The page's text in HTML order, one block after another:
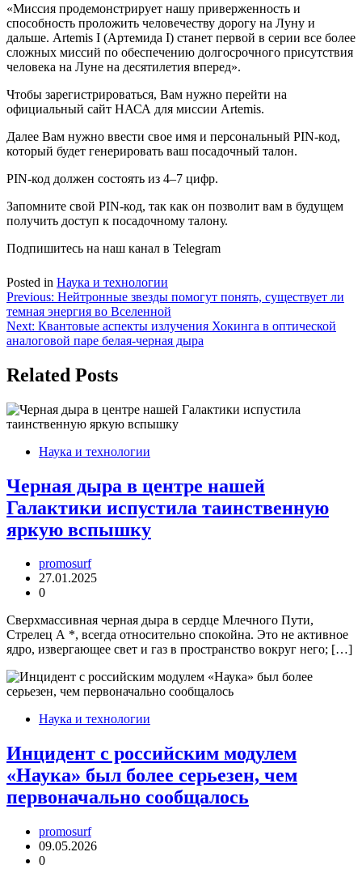
«Миссия продемонстрирует нашу приверженность и
способность проложить человечеству дорогу на Луну и
дальше. Artemis I (Артемида I) станет первой в серии все более
сложных миссий по обеспечению долгосрочного присутствия
человека на Луне на десятилетия вперед».
Чтобы зарегистрироваться, Вам нужно перейти на
официальный сайт НАСА для миссии Artemis.
Далее Вам нужно ввести свое имя и персональный PIN-код,
который будет генерировать ваш посадочный талон.
PIN-код должен состоять из 4–7 цифр.
Запомните свой PIN-код, так как он позволит вам в будущем
получить доступ к посадочному талону.
Подпишитесь на наш канал в Telegram
Posted in Наука и технологии
Навигация
по
записям
Previous: Нейтронные звезды помогут понять, существует ли
темная энергия во Вселенной
Next: Квантовые аспекты излучения Хокинга в оптической
аналоговой паре белая-черная дыра
Related Posts
Наука и технологии
Черная дыра в центре нашей
Галактики испустила таинственную
яркую вспышку
promosurf
27.01.2025
0
Сверхмассивная черная дыра в сердце Млечного Пути,
Стрелец А *, всегда относительно спокойна. Это не активное
ядро, извергающее свет и газ в пространство вокруг него; […]
Наука и технологии
Инцидент с российским модулем
«Наука» был более серьезен, чем
первоначально сообщалось
promosurf
09.05.2026
0